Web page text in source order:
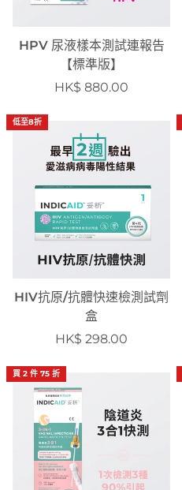
HPV 尿液樣本測試連報告
【標準版】
HK$ 880.00
低至8折
HIV抗原/抗體快速檢測試劑
盒
HK$ 298.00
買 2 件 75 折